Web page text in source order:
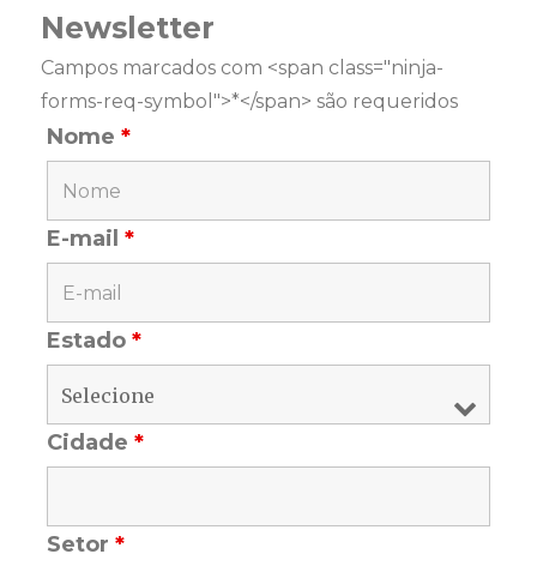
Newsletter
Campos marcados com <span class="ninja-
forms-req-symbol">*</span> são requeridos
Nome*
E-mail*
Estado*
Cidade*
Setor*